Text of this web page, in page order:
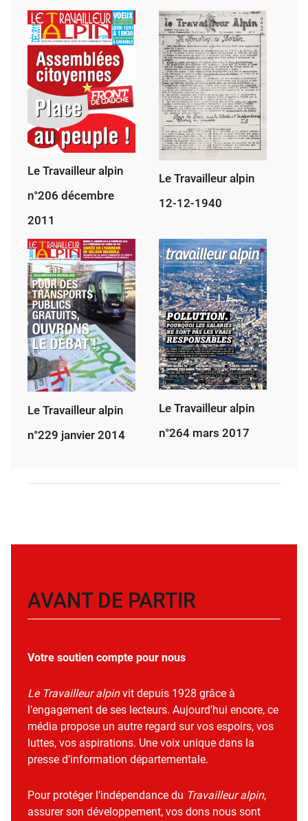
Le Travailleur alpin
n°206 décembre
2011
Le Travailleur alpin
12-12-1940
Le Travailleur alpin
n°229 janvier 2014
Le Travailleur alpin
n°264 mars 2017
AVANT DE PARTIR
Votre soutien compte pour nous
Le Travailleur alpinvit depuis 1928 grâce à
l’engagement de ses lecteurs. Aujourd’hui encore, ce
média propose un autre regard sur vos espoirs, vos
luttes, vos aspirations. Une voix unique dans la
presse d’information départementale.
Pour protéger l’indépendance du Travailleur alpin,
assurer son développement, vos dons nous sont